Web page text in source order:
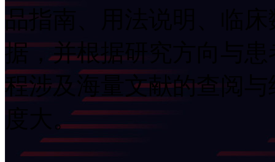
品指南、用法说明、
据，并根据研究方向
程涉及海量文献的查阅与
度大。